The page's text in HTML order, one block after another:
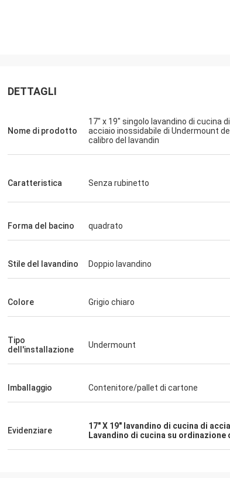
Gilder di Michelle
pulire. Gli scaffali possono essere un
utile,
DETTAGLI
Nome di prodotto
17" x 19" singolo lavandino di cucina di
acciaio inossidabile di Undermount del
calibro del lavandin
Caratteristica Senza rubinetto
Forma del bacino quadrato
Stile del lavandino Doppio lavandino
Colore Grigio chiaro
Tipo
dell'installazione
Undermount
Imballaggio Contenitore/pallet di cartone
Evidenziare 17" X 19" lavandino di cucina di
Lavandino di cucina su